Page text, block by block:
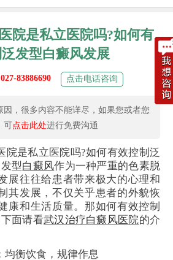
院是私立医院吗?如何有
发型白癜风发展
027-83886690 点击电话咨询
因，很多内容不能详尽，如果您或者您
可点击此处进行免费沟通
是私立医院吗?如何有效控制泛
型白癜风作为一种严重的色素脱
展往往给患者带来极大的心理和
其发展，不仅关乎患者的外貌恢
康和生活质量。那如何有效控制
面请看武汉治疗白癜风医院的介
衡饮食，规律作息